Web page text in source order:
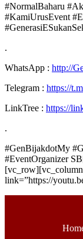
#NormalBaharu
#KamiUrusEvent
.
WhatsApp : http://
Telegram : https://
LinkTree : https://
.
#GenBijakdotMy
#EventOrganizer
link=”https://